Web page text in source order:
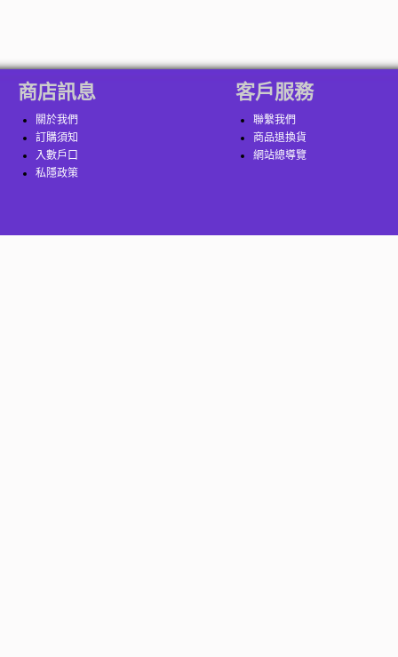
商店訊息
關於我們
訂購須知
入數戶口
私隱政策
客戶服務
聯繫我們
商品退換貨
網站總導覽